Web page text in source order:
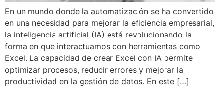
En un mundo donde la automatización se ha convertido
en una necesidad para mejorar la eficiencia empresarial,
la inteligencia artificial (IA) está revolucionando la
forma en que interactuamos con herramientas como
Excel. La capacidad de crear Excel con IA permite
optimizar procesos, reducir errores y mejorar la
productividad en la gestión de datos. En este […]